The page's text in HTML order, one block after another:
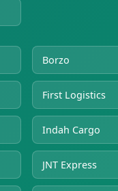
Borzo
First Logistics
Indah Cargo
JNT Express